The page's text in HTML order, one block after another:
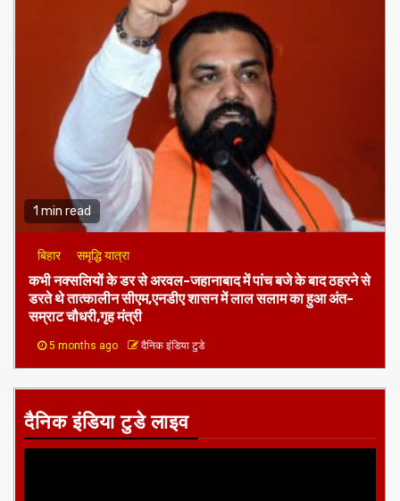
1 min read
बिहार समृद्धि यात्रा
कभी नक्सलियों के डर से अरवल-जहानाबाद में पांच बजे के बाद ठहरने से
डरते थे तात्कालीन सीएम,एनडीए शासन में लाल सलाम का हुआ अंत-
सम्राट चौधरी,गृह मंत्री
5 months ago दैनिक इंडिया टुडे
दैनिक इंडिया टुडे लाइव